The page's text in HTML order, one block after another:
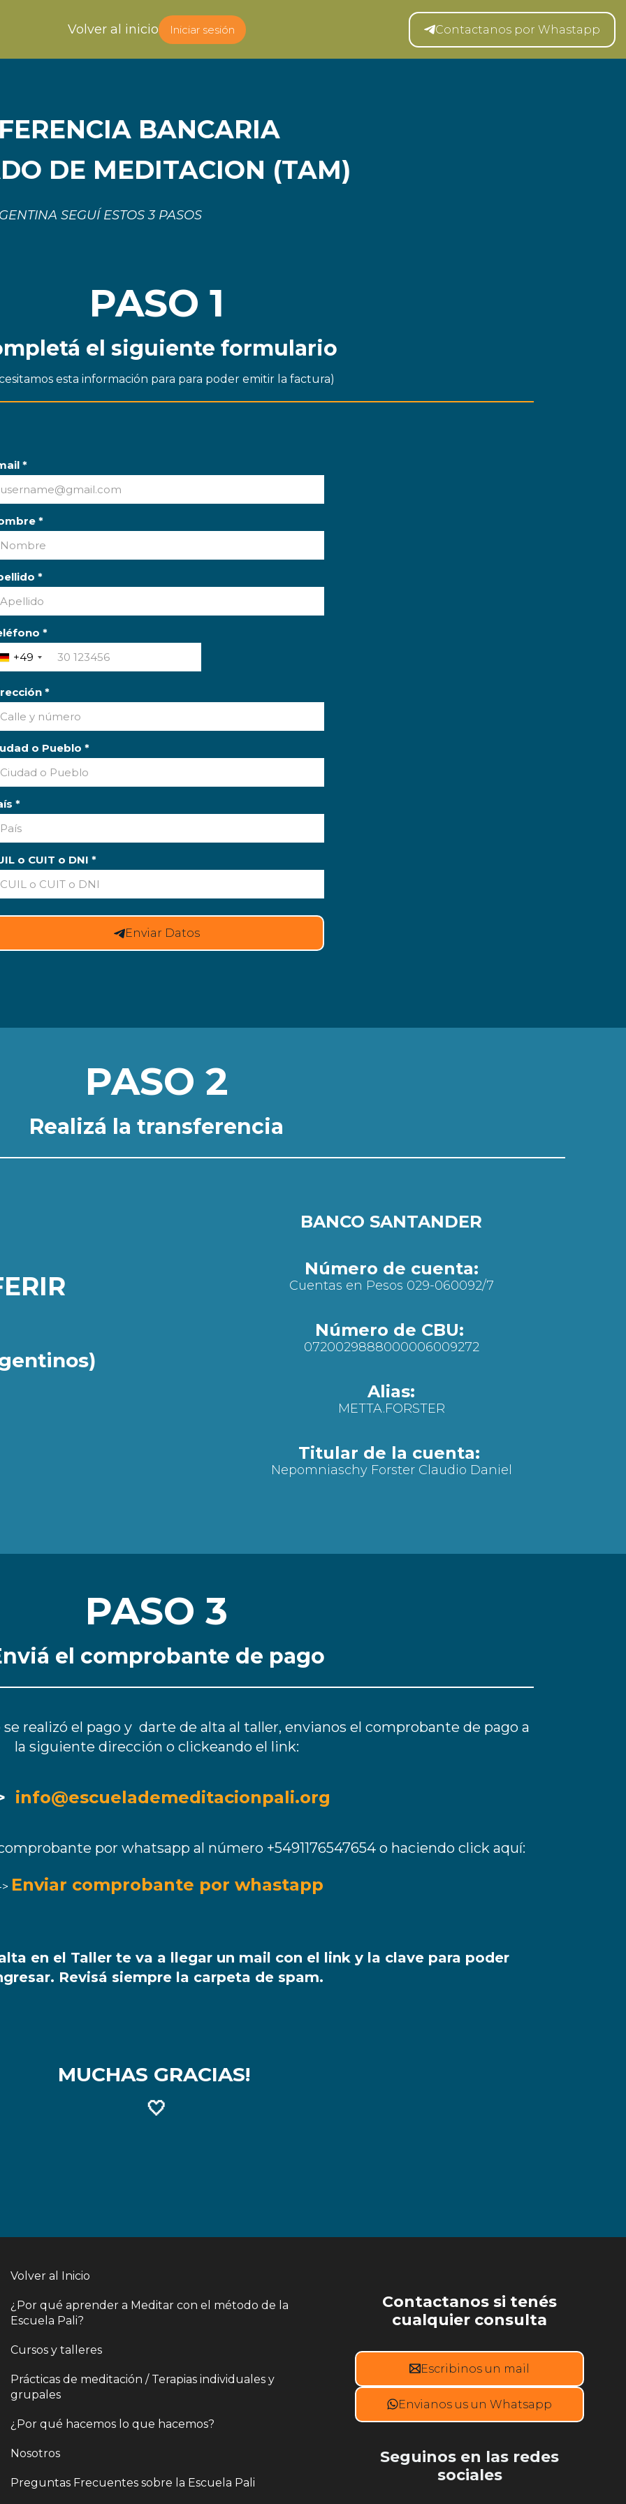
Volver al inicio Iniciar sesión Contactanos por Whastapp
BANCARIA
DE MEDITACION (TAM)
SEGUÍ ESTOS3 PASOS
PASO 1
el siguiente formulario
esta información para para poder emitir la factura)
*
*
*
*
+49
*
o Pueblo *
*
o CUIT o DNI *
Enviar Datos
PASO 2
Realizá la transferencia
BANCO SANTANDER
Número de cuenta:
Cuentas en Pesos 029-060092/7
Número de CBU:
0720029888000006009272
Alias:
METTA.FORSTER
Titular de la cuenta:
Nepomniaschy Forster Claudio Daniel
PASO 3
el comprobante de pago
realizó el pago y darte de alta al taller, envianos el comprobante de pago a
la siguiente dirección o clickeando el link:
info@escuelademeditacionpali.org
por whatsapp al número +5491176547654 o haciendo click aquí:
Enviar comprobante por whastapp
en el Taller te va a llegar un mail con el link y la clave para poder
Revisá siempre la carpeta de spam.
MUCHAS GRACIAS!
🤍
Volver al Inicio
¿Por qué aprender a Meditar con el método de la
Escuela Pali?
Cursos y talleres
Prácticas de meditación / Terapias individuales y
grupales
¿Por qué hacemos lo que hacemos?
Nosotros
Preguntas Frecuentes sobre la Escuela Pali
Contactanos si tenés
cualquier consulta
Escribinos un mail
Envianos us un Whatsapp
Seguinos en las redes
sociales